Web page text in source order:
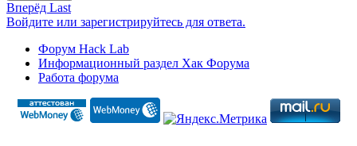
Вперёд Last
Войдите или зарегистрируйтесь для ответа.
Форум Hack Lab
Информационный раздел Хак Форума
Работа форума